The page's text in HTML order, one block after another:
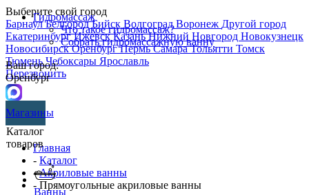
Выберите свой город
БарнаулБелгородБийск ВолгоградВоронеж Другой город
ЕкатеринбургИжевскКазаньНижний Новгород Новокузнецк
НовосибирскОренбургПермьСамараТольятти Томск
ТюменьЧебоксары Ярославль
Перезвонить
Гидромассаж
Что такое гидромассаж?
Собрать гидромассажную ванну
Ваш город:
Оренбург
Магазины
Каталог
товаров
Ванны
Главная
- Каталог
-Акриловые ванны
- Прямоугольные акриловые ванны